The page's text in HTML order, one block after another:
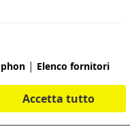
| Elenco fornitori
Accetta tutto